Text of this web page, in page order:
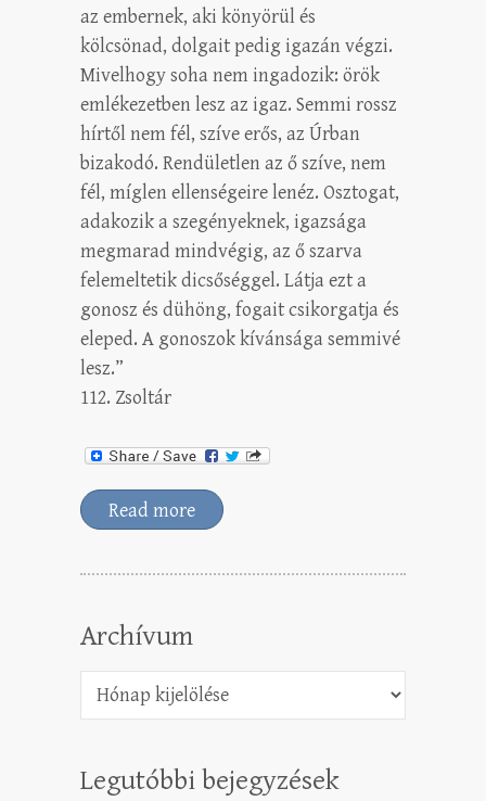
az embernek, aki könyörül és
kölcsönad, dolgait pedig igazán végzi.
Mivelhogy soha nem ingadozik: örök
emlékezetben lesz az igaz. Semmi rossz
hírtől nem fél, szíve erős, az Úrban
bizakodó. Rendületlen az ő szíve, nem
fél, míglen ellenségeire lenéz. Osztogat,
adakozik a szegényeknek, igazsága
megmarad mindvégig, az ő szarva
felemeltetik dicsőséggel. Látja ezt a
gonosz és dühöng, fogait csikorgatja és
eleped. A gonoszok kívánsága semmivé
lesz.”
112. Zsoltár
Read more
Archívum
Legutóbbi bejegyzések